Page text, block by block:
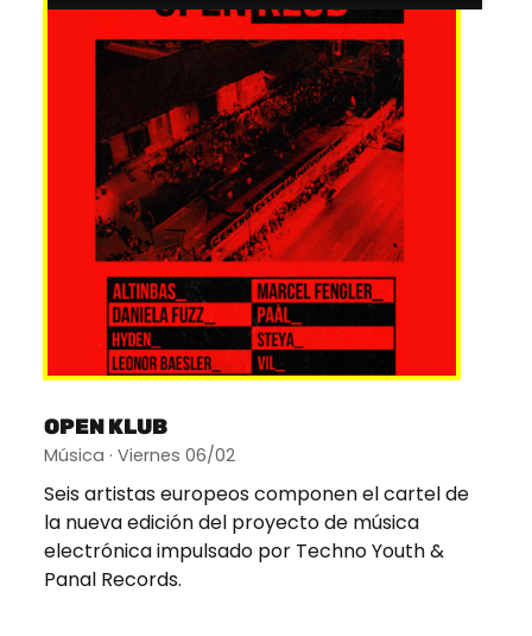
OPEN KLUB
Música · Viernes 06/02
Seis artistas europeos componen el cartel de
la nueva edición del proyecto de música
electrónica impulsado por Techno Youth &
Panal Records.